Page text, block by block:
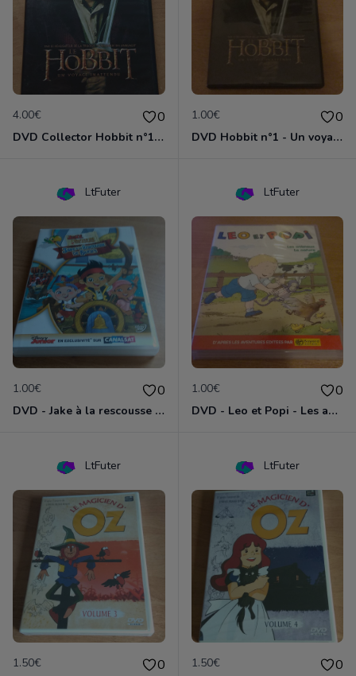
4.00€ 0
DVD Collector Hobbit n°1 - Un voyage inattendu
1.00€ 0
DVD Hobbit n°1 - Un voyage inattendu
LtFuter
1.00€ 0
DVD - Jake à la rescousse de Bucky
LtFuter
1.00€ 0
DVD - Leo et Popi - Les animaux de la nature
LtFuter
1.50€ 0
LtFuter
1.50€ 0